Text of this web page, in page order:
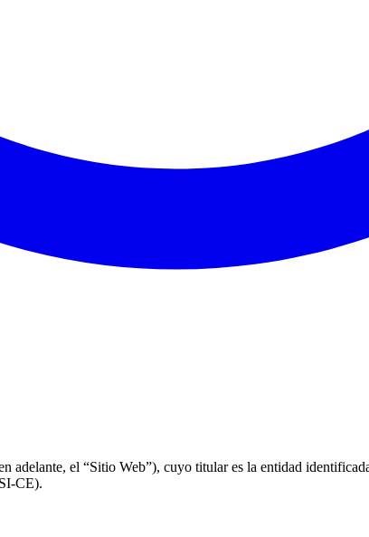
adelante, el “Sitio Web”), cuyo titular es la entidad
CE).